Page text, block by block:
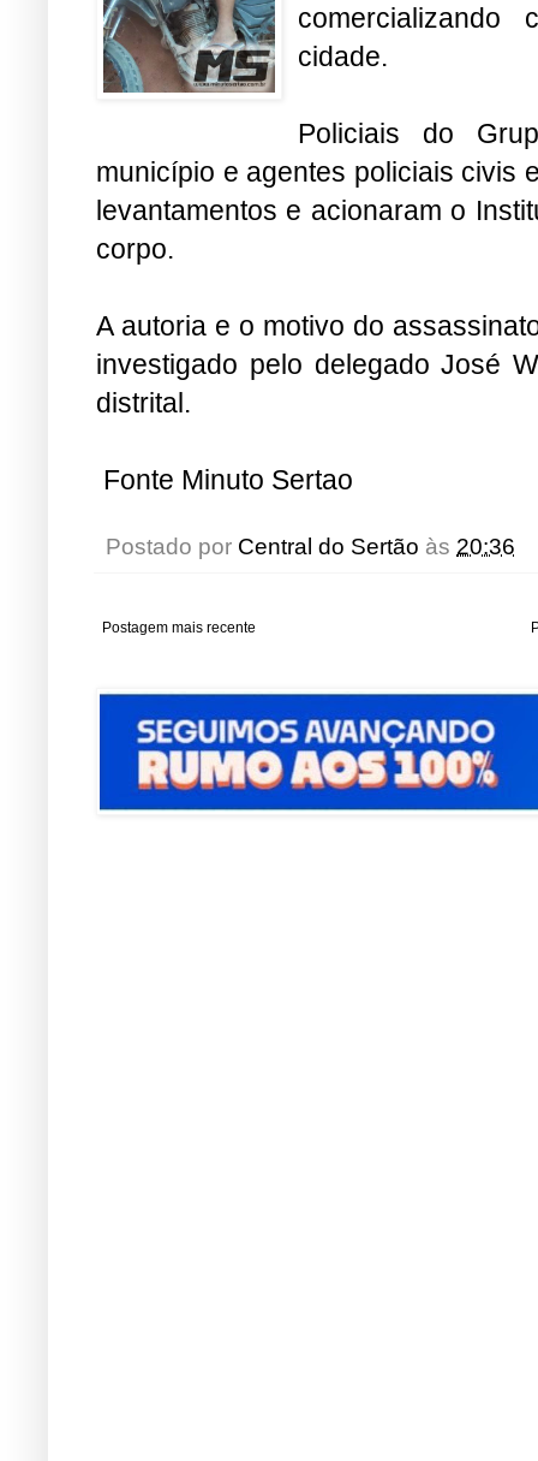
cidade.
Policiais do
município e agentes policiais civis
levantamentos e acionaram o
corpo.
A autoria e o motivo do
investigado pelo delegado José
distrital.
Fonte Minuto Sertao
Postado por Central do Sertão às 20:36
Postagem mais recente